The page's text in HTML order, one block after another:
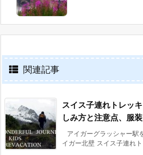
関連記事
スイス子連れトレッ
しみ方と注意点、服
アイガーグラッシャー駅
イガー北壁 スイス子連れ